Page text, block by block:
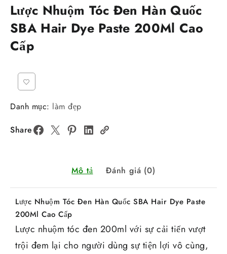
Lược Nhuộm Tóc Đen Hàn Quốc
SBA Hair Dye Paste 200Ml Cao
Cấp
Danh mục: làm đẹp
Share
Mô tả Đánh giá (0)
Lược Nhuộm Tóc Đen Hàn Quốc SBA Hair Dye Paste
200Ml Cao Cấp
Lược nhuộm tóc đen 200ml với sự cải tiến vượt
trội đem lại cho người dùng sự tiện lợi vô cùng,